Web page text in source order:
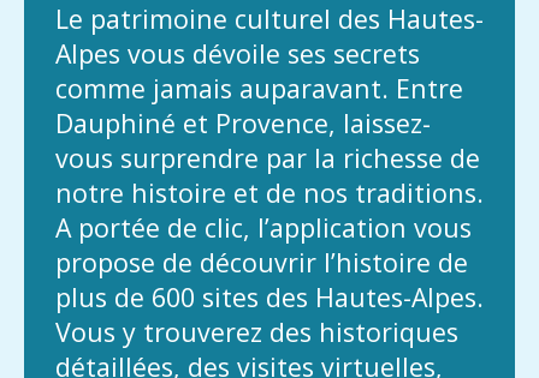
Le patrimoine culturel des Hautes-
Alpes vous dévoile ses secrets
comme jamais auparavant. Entre
Dauphiné et Provence, laissez-
vous surprendre par la richesse de
notre histoire et de nos traditions.
A portée de clic, l’application vous
propose de découvrir l’histoire de
plus de 600 sites des Hautes-Alpes.
Vous y trouverez des historiques
détaillées, des visites virtuelles,